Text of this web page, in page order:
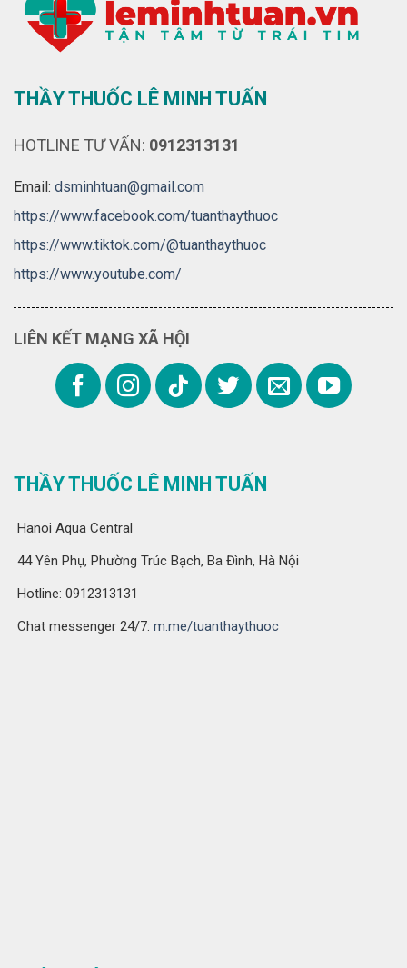
THẦY THUỐC LÊ MINH TUẤN
HOTLINE TƯ VẤN: 0912313131
Email: dsminhtuan@gmail.com
https://www.facebook.com/tuanthaythuoc
https://www.tiktok.com/@tuanthaythuoc
https://www.youtube.com/
LIÊN KẾT MẠNG XÃ HỘI
THẦY THUỐC LÊ MINH TUẤN
Hanoi Aqua Central
44 Yên Phụ, Phường Trúc Bạch, Ba Đình, Hà Nội
Hotline: 0912313131
Chat messenger 24/7: m.me/tuanthaythuoc